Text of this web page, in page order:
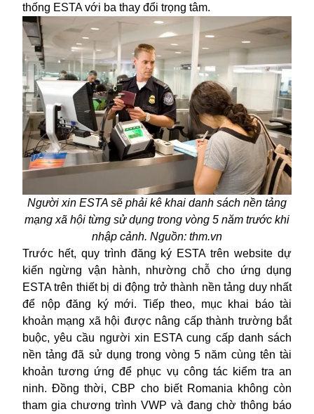
thống ESTA với ba thay đổi trọng tâm.
Người xin ESTA sẽ phải kê khai danh sách nền tảng
mạng xã hội từng sử dụng trong vòng 5 năm trước khi
nhập cảnh. Nguồn: thm.vn
Trước hết, quy trình đăng ký ESTA trên website dự
kiến ngừng vận hành, nhường chỗ cho ứng dụng
ESTA trên thiết bị di động trở thành nền tảng duy nhất
để nộp đăng ký mới. Tiếp theo, mục khai báo tài
khoản mạng xã hội được nâng cấp thành trường bắt
buộc, yêu cầu người xin ESTA cung cấp danh sách
nền tảng đã sử dụng trong vòng 5 năm cùng tên tài
khoản tương ứng để phục vụ công tác kiểm tra an
ninh. Đồng thời, CBP cho biết Romania không còn
tham gia chương trình VWP và đang chờ thông báo